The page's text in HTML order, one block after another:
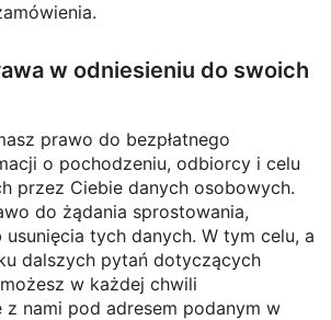
w odniesieniu do swoich
prawo do bezpłatnego
o pochodzeniu, odbiorcy i celu
przez Ciebie danych osobowych.
do żądania sprostowania,
tych danych. W tym celu, a
dalszych pytań dotyczących
w każdej chwili
nami pod adresem podanym w